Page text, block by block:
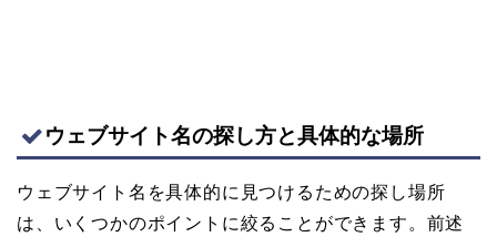
ウェブサイト名の探し方と具体的な場所
ウェブサイト名を具体的に見つけるための探し場所
は、いくつかのポイントに絞ることができます。前述